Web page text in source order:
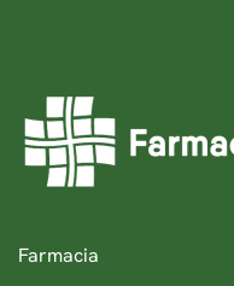
Farmacia